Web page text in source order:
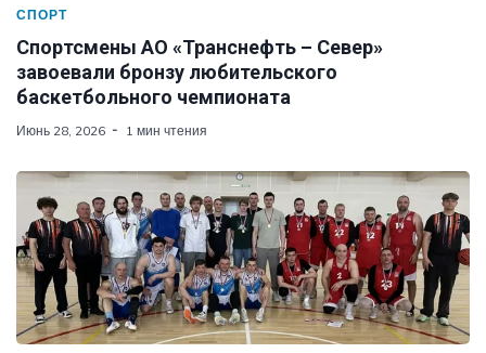
СПОРТ
Спортсмены АО «Транснефть – Север»
завоевали бронзу любительского
баскетбольного чемпионата
Июнь 28, 2026 1 мин чтения